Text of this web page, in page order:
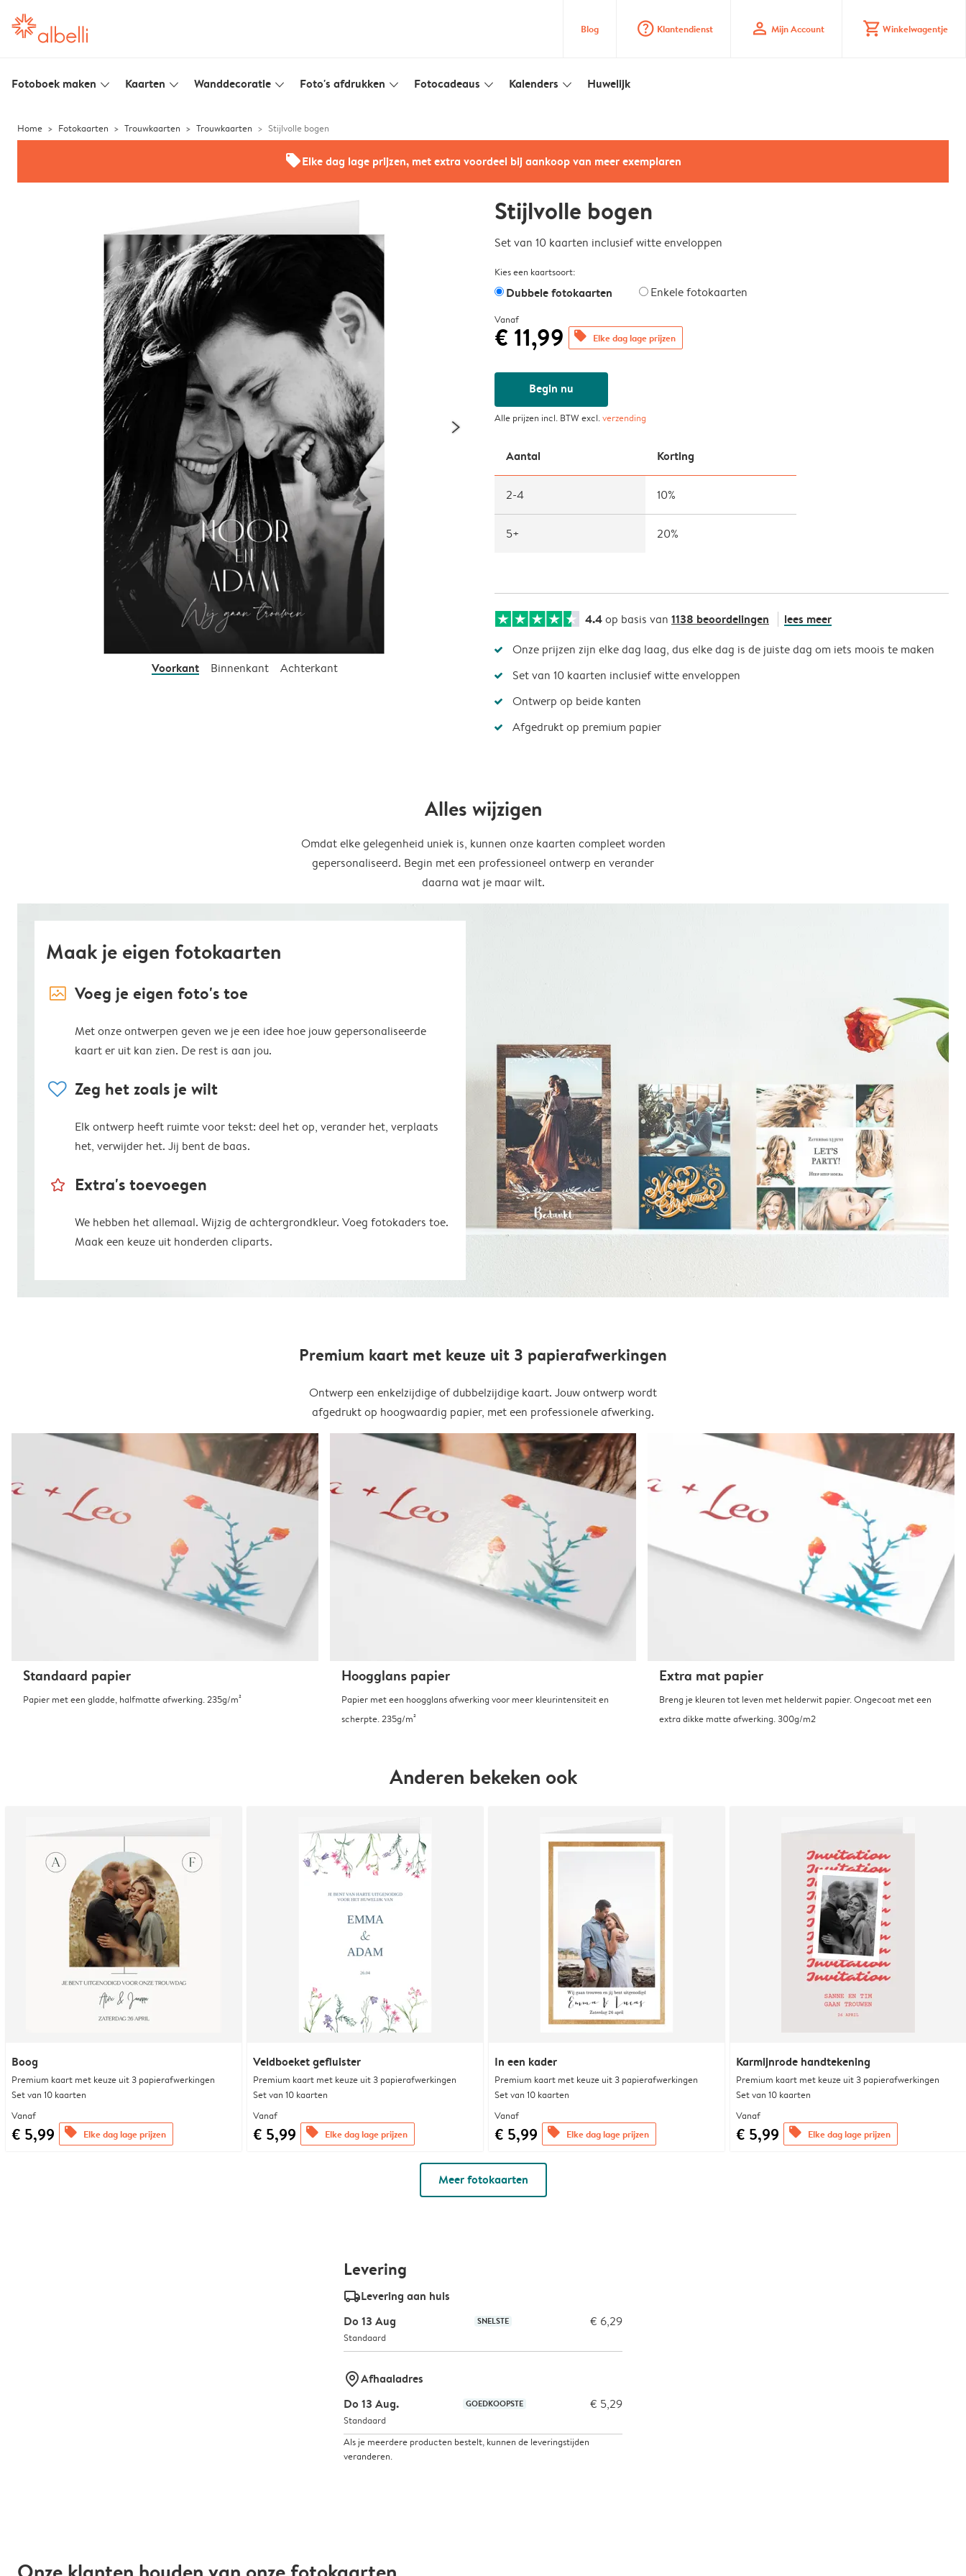
Blog question_mark_circle Klantendienst profile Mijn Account shopping_cart Winkelwagentje
Fotoboek maken slim_arrow_down Kaarten slim_arrow_down Wanddecoratie slim_arrow_down Foto's afdrukken slim_arrow_down Fotocadeaus slim_arrow_down Kalenders slim_arrow_down Huwelijk
Home Fotokaarten Trouwkaarten Trouwkaarten Stijlvolle bogen
offersElke dag lage prijzen, met extra voordeel bij aankoop van meer exemplaren
Voorkant Binnenkant Achterkant
Stijlvolle bogen
Set van 10 kaarten inclusief witte enveloppen
Kies een kaartsoort:
Dubbele fotokaarten Enkele fotokaarten
Vanaf
€ 11,99 offers Elke dag lage prijzen
Begin nu
Alle prijzen incl. BTW excl.verzending
Aantal Korting
2-4 10%
5+ 20%
4.4op basis van 1138 beoordelingen lees meer
Onze prijzen zijn elke dag laag, dus elke dag is de juiste dag om iets moois te maken
Set van 10 kaarten inclusief witte enveloppen
Ontwerp op beide kanten
Afgedrukt op premium papier
Alles wijzigen
Omdat elke gelegenheid uniek is, kunnen onze kaarten compleet worden
gepersonaliseerd. Begin met een professioneel ontwerp en verander
daarna wat je maar wilt.
Maak je eigen fotokaarten
image_placeholder Voeg je eigen foto's toe
Met onze ontwerpen geven we je een idee hoe jouw gepersonaliseerde
kaart er uit kan zien. De rest is aan jou.
heart Zeg het zoals je wilt
Elk ontwerp heeft ruimte voor tekst: deel het op, verander het, verplaats
het, verwijder het. Jij bent de baas.
star_outline Extra's toevoegen
We hebben het allemaal. Wijzig de achtergrondkleur. Voeg fotokaders toe.
Maak een keuze uit honderden cliparts.
Premium kaart met keuze uit 3 papierafwerkingen
Ontwerp een enkelzijdige of dubbelzijdige kaart. Jouw ontwerp wordt
afgedrukt op hoogwaardig papier, met een professionele afwerking.
Standaard papier
Papier met een gladde, halfmatte afwerking. 235g/m²
Hoogglans papier
Papier met een hoogglans afwerking voor meer kleurintensiteit en
scherpte. 235g/m²
Extra mat papier
Breng je kleuren tot leven met helderwit papier. Ongecoat met een
extra dikke matte afwerking. 300g/m2
Anderen bekeken ook
Boog
Premium kaart met keuze uit 3 papierafwerkingen
Set van 10 kaarten
Vanaf
€ 5,99 offers Elke dag lage prijzen
Veldboeket gefluister
Premium kaart met keuze uit 3 papierafwerkingen
Set van 10 kaarten
Vanaf
€ 5,99 offers Elke dag lage prijzen
In een kader
Premium kaart met keuze uit 3 papierafwerkingen
Set van 10 kaarten
Vanaf
€ 5,99 offers Elke dag lage prijzen
Karmijnrode handtekening
Premium kaart met keuze uit 3 papierafwerkingen
Set van 10 kaarten
Vanaf
€ 5,99 offers Elke dag lage prijzen
Meer fotokaarten
Levering
delivery_standard_v2Levering aan huis
Do 13 Aug
SNELSTE € 6,29
Standaard
marker-pinAfhaaladres
Do 13 Aug.
GOEDKOOPSTE € 5,29
Standaard
Als je meerdere producten bestelt, kunnen de leveringstijden
veranderen.